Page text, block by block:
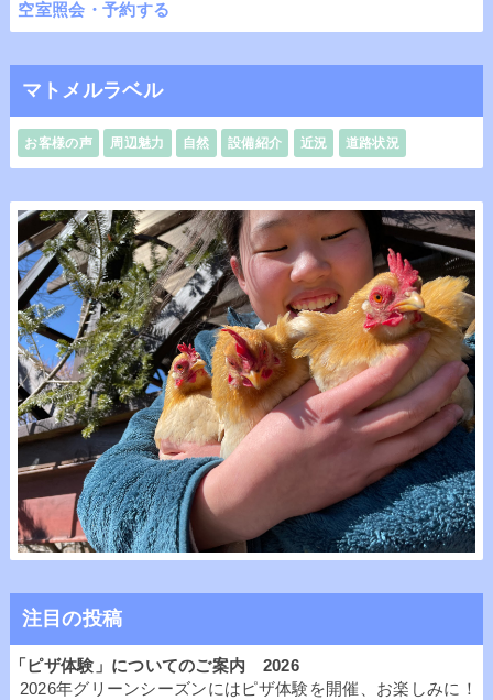
空室照会・予約する
マトメルラベル
お客様の声 周辺魅力 自然 設備紹介 近況 道路状況
注目の投稿
「ピザ体験」についてのご案内 2026
2026年グリーンシーズンにはピザ体験を開催、お楽しみに！